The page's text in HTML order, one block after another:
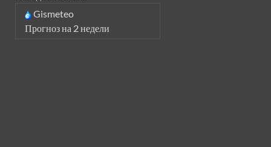
Gismeteo
Прогноз на 2 недели